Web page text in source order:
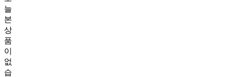
늘
본
상
품
이
없
습